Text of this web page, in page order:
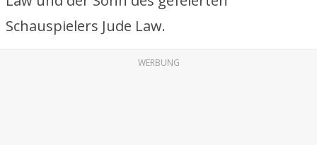
Schauspielers Jude Law.
WERBUNG